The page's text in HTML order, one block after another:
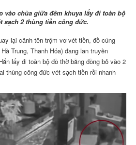
vào chùa giữa đêm khuya lấy đi toàn bộ
sạch 2 thùng tiền công đức.
lại cảnh tên trộm vơ vét tiền, đồ cúng
Trung, Thanh Hóa) đang lan truyền
lấy đi toàn bộ đồ thờ bằng đồng bỏ vào 2
thùng công đức vét sạch tiền rồi nhanh